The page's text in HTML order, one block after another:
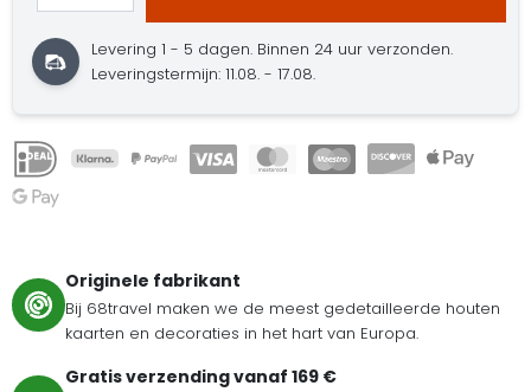
Levering 1 - 5 dagen. Binnen 24 uur verzonden.
Leveringstermijn: 11.08. - 17.08.
Originele fabrikant
Bij 68travel maken we de meest gedetailleerde houten
kaarten en decoraties in het hart van Europa.
Gratis verzending vanaf 169 €